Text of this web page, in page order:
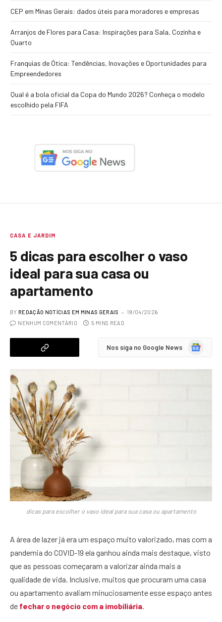
CEP em Minas Gerais: dados úteis para moradores e empresas
Arranjos de Flores para Casa: Inspirações para Sala, Cozinha e
Quarto
Franquias de Ótica: Tendências, Inovações e Oportunidades para
Empreendedores
Qual é a bola oficial da Copa do Mundo 2026? Conheça o modelo
escolhido pela FIFA
CASA E JARDIM
5 dicas para escolher o vaso
ideal para sua casa ou
apartamento
BY REDAÇÃO NOTÍCIAS EM MINAS GERAIS
19/04/2026
NENHUM COMENTÁRIO
5 MINS READ
Nos siga no Google News
Google
dicas para escolher o vaso ideal para sua casa ou apartamento
A área de lazer já era um espaço muito valorizado, mas com a
pandemia do COVID-19 ela ganhou ainda mais destaque, visto
que as pessoas começaram a valorizar ainda mais a
qualidade de vida. Inclusive, muitos que procuram uma casa
ou apartamento avaliam minuciosamente esse espaço antes
de fechar o negócio com a imobiliária.